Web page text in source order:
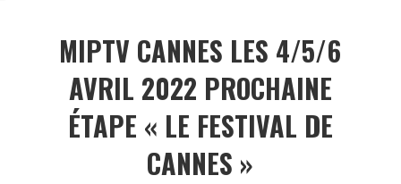
MIPTV CANNES LES 4/5/6
AVRIL 2022 PROCHAINE
ÉTAPE « LE FESTIVAL DE
CANNES »